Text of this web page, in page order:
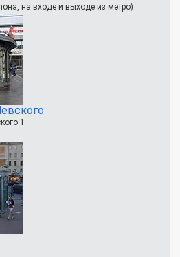
на входе и выходе из метро)
1